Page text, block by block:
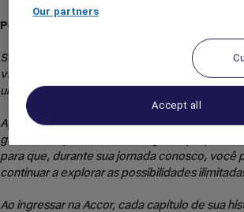
Por que trabalhar para a Accor?
Somos muito mais do que um líder mundial.
vindos como você é e você poderá encontrar
uma marca que correspondam à sua
Apoiamos você a crescer e aprender todos
garantindo que o trabalho traga um propósito à
para que, durante sua jornada conosco, você
continuar a explorar as possibilidades
Ao ingressar na Accor, cada capítulo de sua
Our partners
Accept all